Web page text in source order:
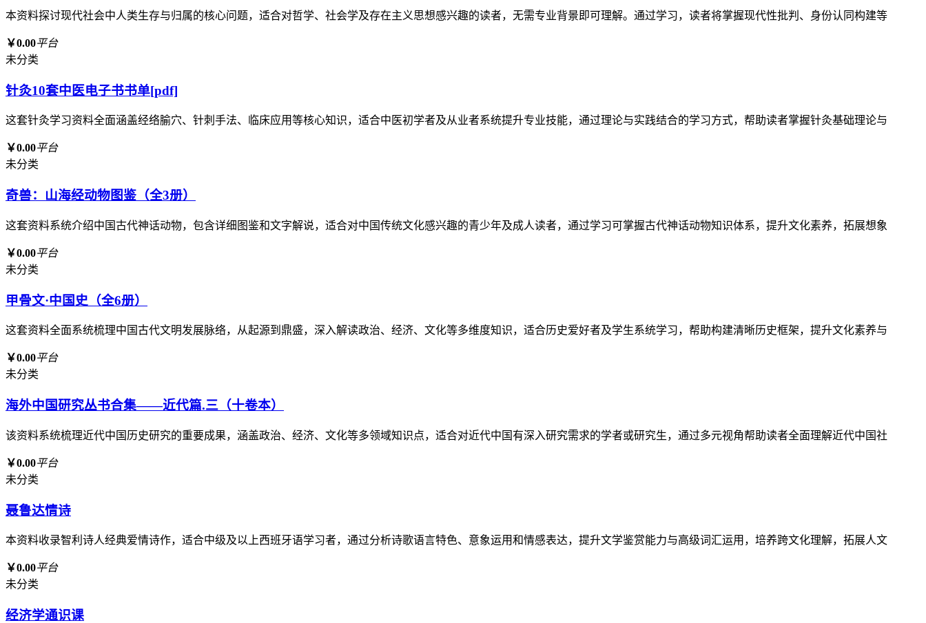
本资料探讨现代社会中人类生存与归属的核心问题，适合对哲学、社会学及存在主义思想感兴趣的读者，无需专业背景即可理解。通过学习，读者将掌握现代性批判、身份认同构建等
￥0.00平台
未分类
针灸10套中医电子书书单[pdf]
这套针灸学习资料全面涵盖经络腧穴、针刺手法、临床应用等核心知识，适合中医初学者及从业者系统提升专业技能，通过理论与实践结合的学习方式，帮助读者掌握针灸基础理论与
￥0.00平台
未分类
奇兽：山海经动物图鉴（全3册）
这套资料系统介绍中国古代神话动物，包含详细图鉴和文字解说，适合对中国传统文化感兴趣的青少年及成人读者，通过学习可掌握古代神话动物知识体系，提升文化素养，拓展想象
￥0.00平台
未分类
甲骨文·中国史（全6册）
这套资料全面系统梳理中国古代文明发展脉络，从起源到鼎盛，深入解读政治、经济、文化等多维度知识，适合历史爱好者及学生系统学习，帮助构建清晰历史框架，提升文化素养与
￥0.00平台
未分类
海外中国研究丛书合集——近代篇.三（十卷本）
该资料系统梳理近代中国历史研究的重要成果，涵盖政治、经济、文化等多领域知识点，适合对近代中国有深入研究需求的学者或研究生，通过多元视角帮助读者全面理解近代中国社
￥0.00平台
未分类
聂鲁达情诗
本资料收录智利诗人经典爱情诗作，适合中级及以上西班牙语学习者，通过分析诗歌语言特色、意象运用和情感表达，提升文学鉴赏能力与高级词汇运用，培养跨文化理解，拓展人文
￥0.00平台
未分类
经济学通识课